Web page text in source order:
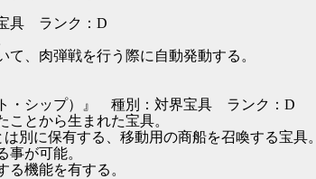
具 ランク：D
、肉弾戦を行う際に自動発動する。
・シップ）』 種別：対界宝具 ランク：D
とから生まれた宝具。
別に保有する、移動用の商船を召喚する宝具。
が可能。
機能を有する。